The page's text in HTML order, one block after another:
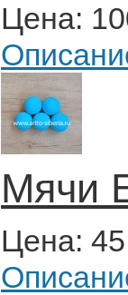
Цена:
Мячи
Цена: